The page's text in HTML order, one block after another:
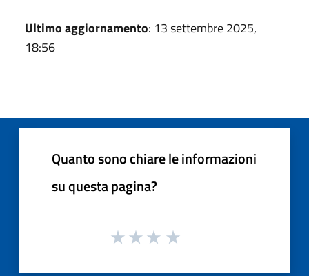
Ultimo aggiornamento: 13 settembre 2025,
18:56
Quanto sono chiare le informazioni
su questa pagina?